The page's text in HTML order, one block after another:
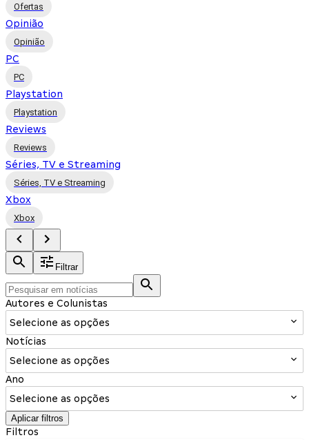
Ofertas
Opinião
Opinião
PC
PC
Playstation
Playstation
Reviews
Reviews
Séries, TV e Streaming
Séries, TV e Streaming
Xbox
Xbox
Filtrar
Autores e Colunistas
Selecione as opções
Notícias
Selecione as opções
Ano
Selecione as opções
Aplicar filtros
Filtros